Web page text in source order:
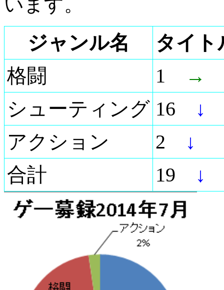
ジャンル名
タイト
格闘
1
→
シューティング 16
↓
アクション
2
↓
合計
19 ↓